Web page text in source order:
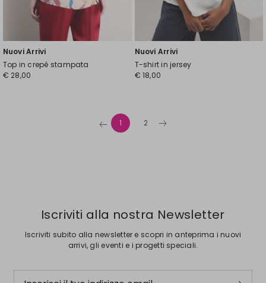
Nuovi Arrivi
Top in crepé stampata
€ 28,00
Nuovi Arrivi
T-shirt in jersey
€ 18,00
1 2
Iscriviti alla nostra Newsletter
Iscriviti subito alla newsletter e scopri in anteprima i nuovi
arrivi, gli eventi e i progetti speciali.